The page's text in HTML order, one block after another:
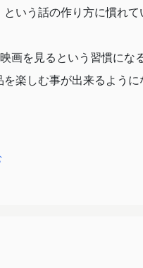
いう話の作り方に慣れて
画を見るという習慣にな
楽しむ事が出来るように
トイン！